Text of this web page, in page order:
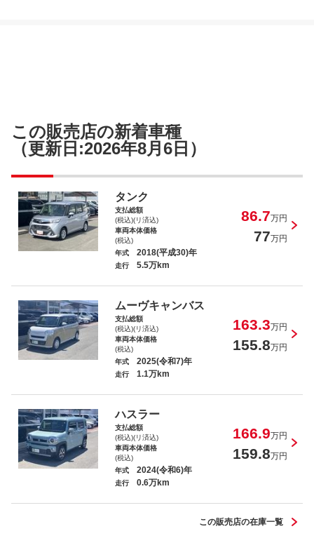
この販売店の新着車種
（更新日:2026年8月6日）
タンク
支払総額
(税込)(リ済込)
86.7万円
車両本体価格
(税込)
77万円
年式 2018(平成30)年
走行 5.5万km
ムーヴキャンバス
支払総額
(税込)(リ済込)
163.3万円
車両本体価格
(税込)
155.8万円
年式 2025(令和7)年
走行 1.1万km
ハスラー
支払総額
(税込)(リ済込)
166.9万円
車両本体価格
(税込)
159.8万円
年式 2024(令和6)年
走行 0.6万km
この販売店の在庫一覧